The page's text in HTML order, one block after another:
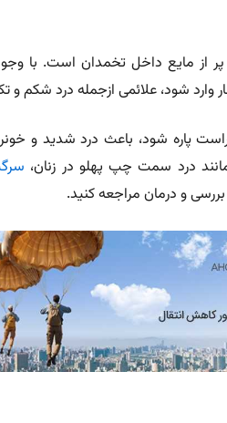
از مایع داخل تخمدان است. با
وارد شود، علائمی ازجمله درد شکم و
پاره شود، باعث درد شدید و
درد سمت چپ پهلو در زنان،
و درمان مراجعه کنید.